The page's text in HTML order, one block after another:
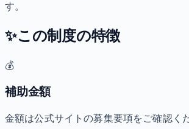
す。
✨この制度の特徴
💰
補助金額
金額は公式サイトの募集要項をご確認く